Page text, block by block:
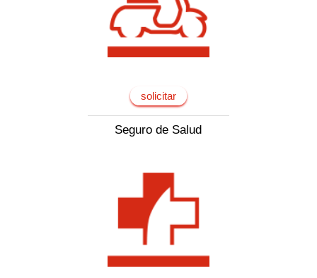
solicitar
Seguro de Salud